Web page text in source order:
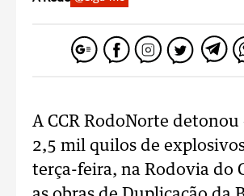
A CCR RodoNorte detonou
2,5 mil quilos de
terça-feira, na Rodovia do